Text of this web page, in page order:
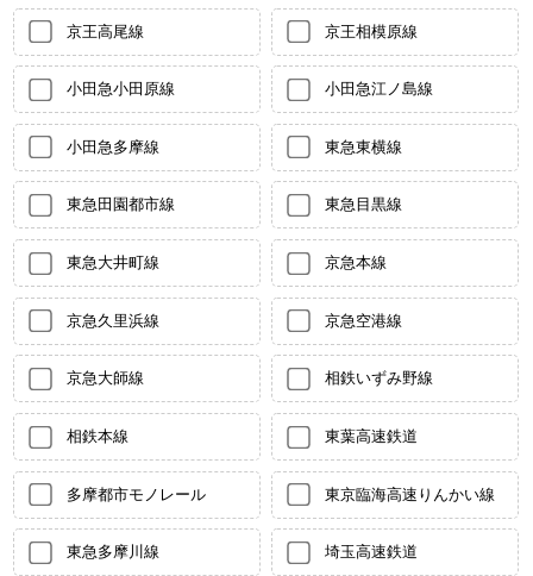
京王高尾線 京王相模原線
小田急小田原線 小田急江ノ島線
小田急多摩線 東急東横線
東急田園都市線 東急目黒線
東急大井町線 京急本線
京急久里浜線 京急空港線
京急大師線 相鉄いずみ野線
相鉄本線 東葉高速鉄道
多摩都市モノレール 東京臨海高速りんかい線
東急多摩川線 埼玉高速鉄道